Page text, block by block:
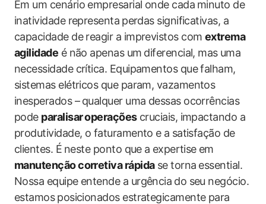
Em um cenário empresarial onde cada⁢ minuto de
inatividade ‍representa ⁢perdas significativas, a‍
capacidade de reagir a imprevistos com extrema
agilidade é não apenas‌ um⁤ diferencial, mas ⁤uma‌
necessidade crítica. Equipamentos que falham,
sistemas​ elétricos ‌que param, vazamentos
‌inesperados –⁣ qualquer uma‍ dessas ocorrências‍
pode paralisar ⁣operaçõescruciais, impactando a
produtividade, o faturamento​ e​ a ⁣satisfação de
clientes.‍ É⁣ neste ponto ‌que⁤ a expertise⁢ em
manutenção corretiva ‌rápidase torna⁣ essential.
Nossa equipe entende a urgência⁣ do seu negócio.​
estamos ⁣posicionados‌ estrategicamente para‌